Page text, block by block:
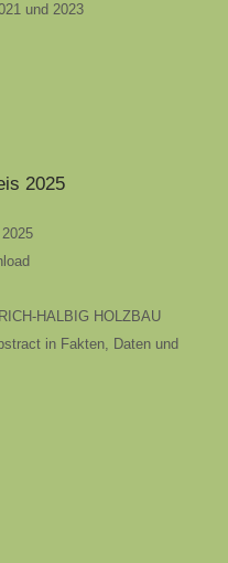
und 2023
2025
HALBIG HOLZBAU
in Fakten, Daten und